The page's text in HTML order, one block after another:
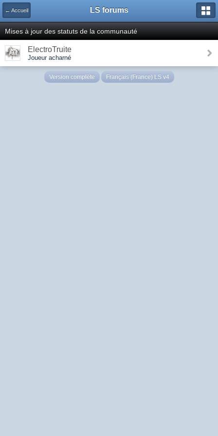
← Accueil LS forums
Mises à jour des statuts de la communauté
ElectroTruite
Joueur acharné
Version complète Français (France) LS v4